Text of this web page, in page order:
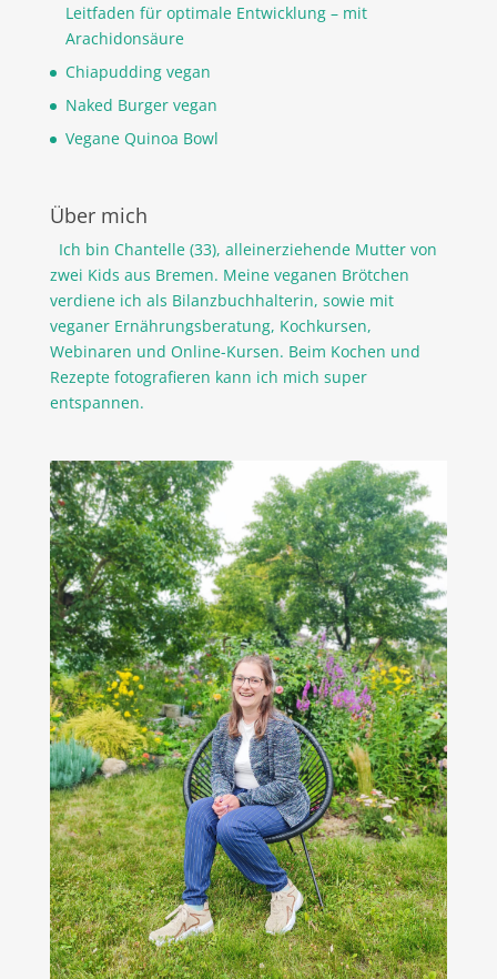
Leitfaden für optimale Entwicklung – mit
Arachidonsäure
Chiapudding vegan
Naked Burger vegan
Vegane Quinoa Bowl
Über mich
Ich bin Chantelle (33), alleinerziehende Mutter von
zwei Kids aus Bremen. Meine veganen Brötchen
verdiene ich als Bilanzbuchhalterin, sowie mit
veganer Ernährungsberatung, Kochkursen,
Webinaren und Online-Kursen. Beim Kochen und
Rezepte fotografieren kann ich mich super
entspannen.